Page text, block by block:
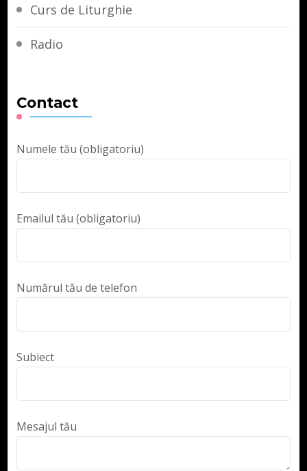
Curs de Liturghie
Radio
Contact
Numele tău (obligatoriu)
Emailul tău (obligatoriu)
Numărul tău de telefon
Subiect
Mesajul tău